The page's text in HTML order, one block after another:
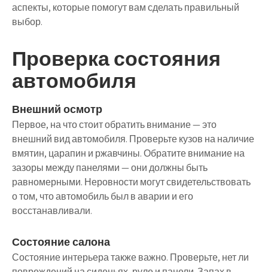
аспекты, которые помогут вам сделать правильный
выбор.
Проверка состояния
автомобиля
Внешний осмотр
Первое, на что стоит обратить внимание — это
внешний вид автомобиля. Проверьте кузов на наличие
вмятин, царапин и ржавчины. Обратите внимание на
зазоры между панелями — они должны быть
равномерными. Неровности могут свидетельствовать
о том, что автомобиль был в аварии и его
восстанавливали.
Состояние салона
Состояние интерьера также важно. Проверьте, нет ли